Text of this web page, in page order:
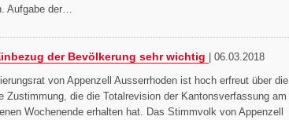
Aufgabe der…
der Bevölkerung sehr wichtig | 06.03.2018
von Appenzell Ausserrhoden ist hoch erfreut über die
Zustimmung, die die Totalrevision der Kantonsverfassung am
Wochenende erhalten hat. Das Stimmvolk von Appenzell